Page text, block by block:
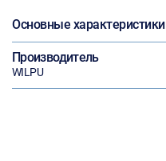
Основные характеристики
Производитель
WILPU